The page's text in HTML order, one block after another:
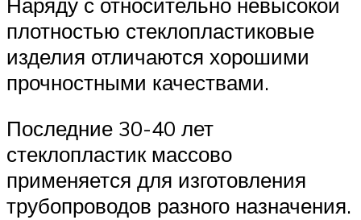
плотностью стеклопластиковые
изделия отличаются хорошими
прочностными качествами.
Последние 30-40 лет
стеклопластик массово
применяется для изготовления
трубопроводов разного назначения.